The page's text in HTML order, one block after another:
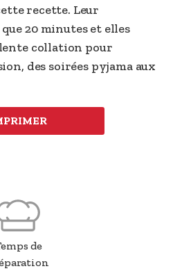
recette. Leur
20 minutes et elles
collation pour
des soirées pyjama aux
de